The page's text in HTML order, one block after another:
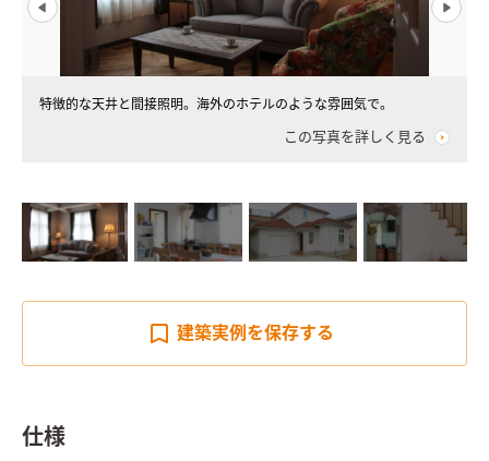
特徴的な天井と間接照明。海外のホテルのような雰囲気で。
この写真を詳しく見る
建築実例を保存する
仕様